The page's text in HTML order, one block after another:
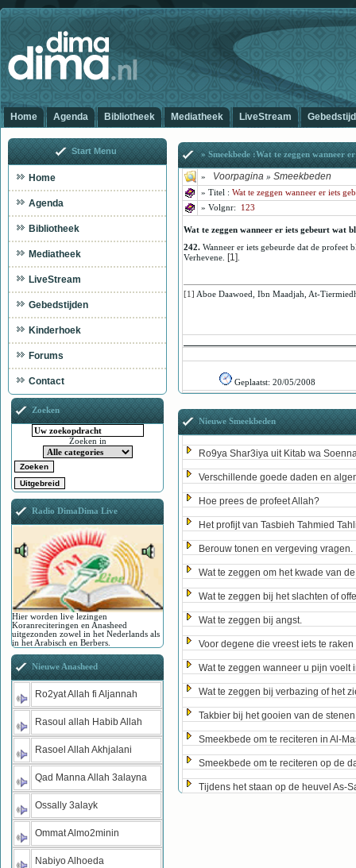
Home Agenda Bibliotheek Mediatheek LiveStream
» Smeekbede :Wat te zeggen wanneer
» Voorpagina » Smeekbeden
» Titel : Wat te zeggen wanneer er iets
» Volgnr: 123
Wat te zeggen wanneer er iets gebeurt wat
242. Wanneer er iets gebeurde dat de profeet
Verhevene.
[1]
[1] Aboe Daawoed, Ibn Maadjah, At-
Geplaatst: 20/05/2008
Nieuwe Smeekbeden
Ro9ya Shar3iya uit Kitab wa
Verschillende goede daden en
Hoe prees de profeet Allah?
Het profijt van Tasbieh Tahmied
Berouw tonen en vergeving vragen.
Wat te zeggen om het kwade van
Wat te zeggen bij het slachten of
Wat te zeggen bij angst.
Voor degene die vreest iets te
Wat te zeggen wanneer u pijn voelt
Wat te zeggen bij verbazing of het
Takbier bij het gooien van de
Smeekbede om te reciteren in Al-
Smeekbede om te reciteren op de
Tijdens het staan op de heuvel As-
Start Menu
Home
Agenda
Bibliotheek
Mediatheek
LiveStream
Gebedstijden
Kinderhoek
Forums
Contact
Zoeken
Zoeken in
Radio DimaDima Live
Hier worden live lezingen
Koranreciteringen en Anasheed
uitgezonden zowel in het Nederlands als
in het Arabisch en Berbers.
Nieuwe Anasheed
Ro2yat Allah fi Aljannah
Rasoul allah Habib Allah
Rasoel Allah Akhjalani
Qad Manna Allah 3alayna
Ossally 3alayk
Ommat Almo2minin
Nabiyo Alhoeda